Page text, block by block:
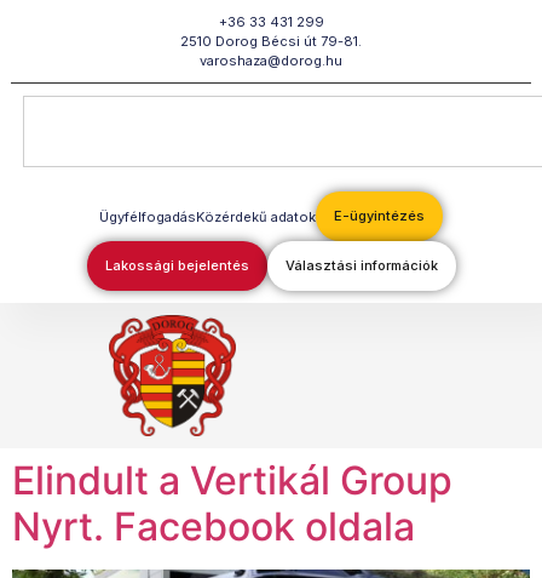
+36 33 431 299
2510 Dorog Bécsi út 79-81.
varoshaza@dorog.hu
ÜgyfélfogadásKözérdekű adatok E-ügyintézés
Lakossági bejelentés Választási információk
Elindult a Vertikál Group
Nyrt. Facebook oldala